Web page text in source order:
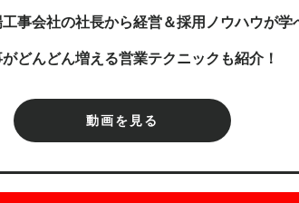
事会社の社長から経営＆採用ノウハウが学
どんどん増える営業テクニックも紹介！
動画を見る